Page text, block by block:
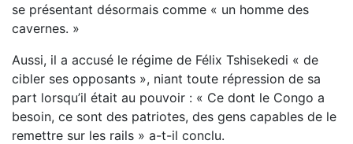
se présentant désormais comme « un homme des
cavernes. »
Aussi, il a accusé le régime de Félix Tshisekedi « de
cibler ses opposants », niant toute répression de sa
part lorsqu’il était au pouvoir : « Ce dont le Congo a
besoin, ce sont des patriotes, des gens capables de le
remettre sur les rails » a-t-il conclu.